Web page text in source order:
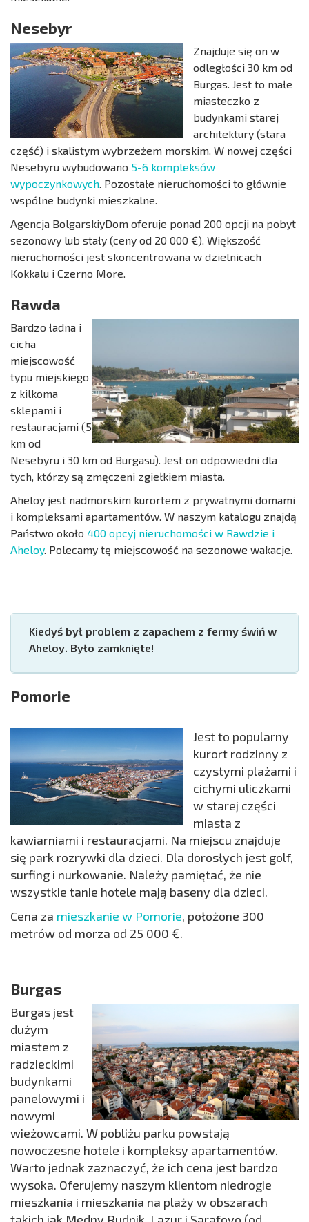
Nesebyr
Znajduje się on w
odległości 30 km od
Burgas. Jest to małe
miasteczko z
budynkami starej
architektury (stara
część) i skalistym wybrzeżem morskim. W nowej części
Nesebyru wybudowano 5-6 kompleksów
wypoczynkowych. Pozostałe nieruchomości to głównie
wspólne budynki mieszkalne.
Agencja BolgarskiyDom oferuje ponad 200 opcji na pobyt
sezonowy lub stały (ceny od 20 000 €). Większość
nieruchomości jest skoncentrowana w dzielnicach
Kokkalu i Czerno More.
Rawda
Bardzo ładna i
cicha
miejscowość
typu miejskiego
z kilkoma
sklepami i
restauracjami (5
km od
Nesebyru i 30 km od Burgasu). Jest on odpowiedni dla
tych, którzy są zmęczeni zgiełkiem miasta.
Aheloy jest nadmorskim kurortem z prywatnymi domami
i kompleksami apartamentów. W naszym katalogu znajdą
Państwo około 400 opcyj nieruchomości w Rawdzie i
Aheloy. Polecamy tę miejscowość na sezonowe wakacje.
Kiedyś był problem z zapachem z fermy świń w
Aheloy. Było zamknięte!
Pomorie
Jest to popularny
kurort rodzinny z
czystymi plażami i
cichymi uliczkami
w starej części
miasta z
kawiarniami i restauracjami. Na miejscu znajduje
się park rozrywki dla dzieci. Dla dorosłych jest golf,
surfing i nurkowanie. Należy pamiętać, że nie
wszystkie tanie hotele mają baseny dla dzieci.
Cena za mieszkanie w Pomorie, położone 300
metrów od morza od 25 000 €.
Burgas
Burgas jest
dużym
miastem z
radzieckimi
budynkami
panelowymi i
nowymi
wieżowcami. W pobliżu parku powstają
nowoczesne hotele i kompleksy apartamentów.
Warto jednak zaznaczyć, że ich cena jest bardzo
wysoka. Oferujemy naszym klientom niedrogie
mieszkania i mieszkania na plaży w obszarach